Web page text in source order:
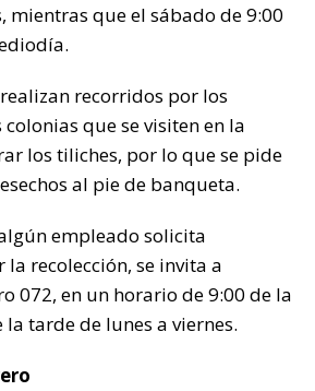
mientras que el sábado de 9:00
recorridos por los
que se visiten en la
los tiliches, por lo que se pide
al pie de banqueta.
empleado solicita
recolección, se invita a
072, en un horario de 9:00 de la
la tarde de lunes a viernes.